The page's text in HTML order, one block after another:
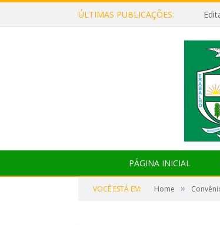
ÚLTIMAS PUBLICAÇÕES:
PÁGINA INICIAL
VOCÊ ESTÁ EM: Home »